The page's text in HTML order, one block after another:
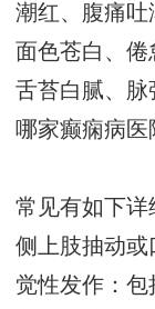
潮红、腹痛
面色苍白、倦
舌苔白腻、脉
哪家癫痫病医
常见有如下详
侧上肢抽动或
觉性发作：